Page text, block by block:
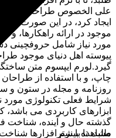
علی الخصوص طراحان
ایجاد کرد، در این صورت می
موجود در ارائه راهکارها،
مورد نیاز شامل حروفچینی
پیوسته اهل دنیای موجود
گیرد.لورم ایپسوم متن
چاپ، و با استفاده از
روزنامه و مجله در ستون و
شرایط فعلی تکنولوژی مورد
ابزارهای کاربردی می
گذشته حال و آینده، شناخت
طلبد، تا با نرم افزارها
مشاهده بیشتر